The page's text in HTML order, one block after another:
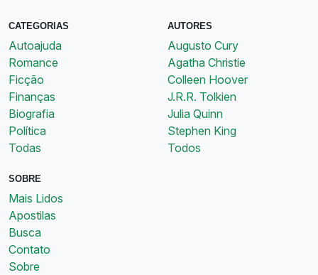
CATEGORIAS
Autoajuda
Romance
Ficção
Finanças
Biografia
Política
Todas
AUTORES
Augusto Cury
Agatha Christie
Colleen Hoover
J.R.R. Tolkien
Julia Quinn
Stephen King
Todos
SOBRE
Mais Lidos
Apostilas
Busca
Contato
Sobre